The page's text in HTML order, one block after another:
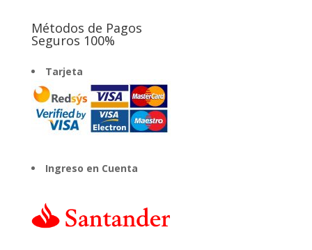
Métodos de Pagos
Seguros 100%
Tarjeta
Ingreso en Cuenta